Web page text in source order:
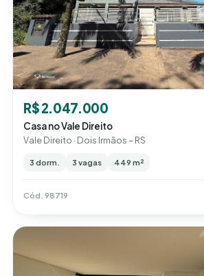
R$ 2.047.000
Casa no Vale Direito
Vale Direito · Dois Irmãos – RS
3 dorm. 3 vagas 449 m²
Cód. 98719